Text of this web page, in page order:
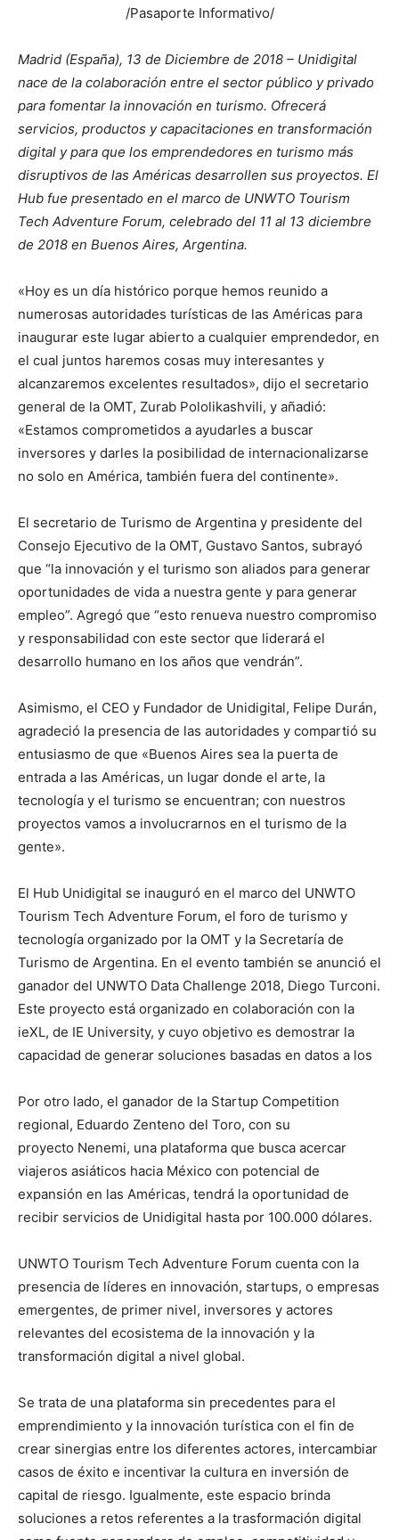
/Pasaporte Informativo/
Madrid (España), 13 de Diciembre de 2018 – Unidigital
nace de la colaboración entre el sector público y privado
para fomentar la innovación en turismo. Ofrecerá
servicios, productos y capacitaciones en transformación
digital y para que los emprendedores en turismo más
disruptivos de las Américas desarrollen sus proyectos. El
Hub fue presentado en el marco de UNWTO Tourism
Tech Adventure Forum, celebrado del 11 al 13 diciembre
de 2018 en Buenos Aires, Argentina.
«Hoy es un día histórico porque hemos reunido a
numerosas autoridades turísticas de las Américas para
inaugurar este lugar abierto a cualquier emprendedor, en
el cual juntos haremos cosas muy interesantes y
alcanzaremos excelentes resultados», dijo el secretario
general de la OMT, Zurab Pololikashvili, y añadió:
«Estamos comprometidos a ayudarles a buscar
inversores y darles la posibilidad de internacionalizarse
no solo en América, también fuera del continente».
El secretario de Turismo de Argentina y presidente del
Consejo Ejecutivo de la OMT, Gustavo Santos, subrayó
que “la innovación y el turismo son aliados para generar
oportunidades de vida a nuestra gente y para generar
empleo”. Agregó que “esto renueva nuestro compromiso
y responsabilidad con este sector que liderará el
desarrollo humano en los años que vendrán”.
Asimismo, el CEO y Fundador de Unidigital, Felipe Durán,
agradeció la presencia de las autoridades y compartió su
entusiasmo de que «Buenos Aires sea la puerta de
entrada a las Américas, un lugar donde el arte, la
tecnología y el turismo se encuentran; con nuestros
proyectos vamos a involucrarnos en el turismo de la
gente».
El Hub Unidigital se inauguró en el marco del UNWTO
Tourism Tech Adventure Forum, el foro de turismo y
tecnología organizado por la OMT y la Secretaría de
Turismo de Argentina. En el evento también se anunció el
ganador del UNWTO Data Challenge 2018, Diego Turconi.
Este proyecto está organizado en colaboración con la
ieXL, de IE University, y cuyo objetivo es demostrar la
capacidad de generar soluciones basadas en datos a los
Por otro lado, el ganador de la Startup Competition
regional, Eduardo Zenteno del Toro, con su
proyecto Nenemi, una plataforma que busca acercar
viajeros asiáticos hacia México con potencial de
expansión en las Américas, tendrá la oportunidad de
recibir servicios de Unidigital hasta por 100.000 dólares.
UNWTO Tourism Tech Adventure Forum cuenta con la
presencia de líderes en innovación, startups, o empresas
emergentes, de primer nivel, inversores y actores
relevantes del ecosistema de la innovación y la
transformación digital a nivel global.
Se trata de una plataforma sin precedentes para el
emprendimiento y la innovación turística con el fin de
crear sinergias entre los diferentes actores, intercambiar
casos de éxito e incentivar la cultura en inversión de
capital de riesgo. Igualmente, este espacio brinda
soluciones a retos referentes a la trasformación digital